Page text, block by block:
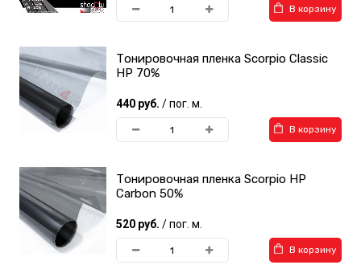
В корзину
Тонировочная пленка Scorpio Classic
HP 70%
440 руб. / пог. м.
В корзину
Тонировочная пленка Scorpio HP
Carbon 50%
520 руб. / пог. м.
В корзину